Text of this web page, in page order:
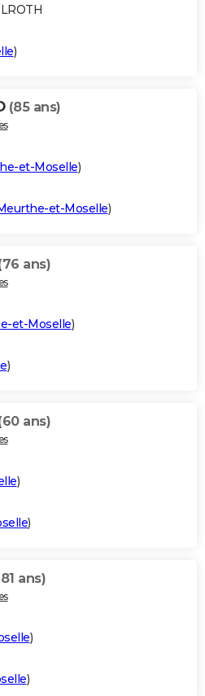
)
(85 ans)
et-Moselle)
et-Moselle)
ans)
et-Moselle)
)
ans)
)
)
ans)
)
)